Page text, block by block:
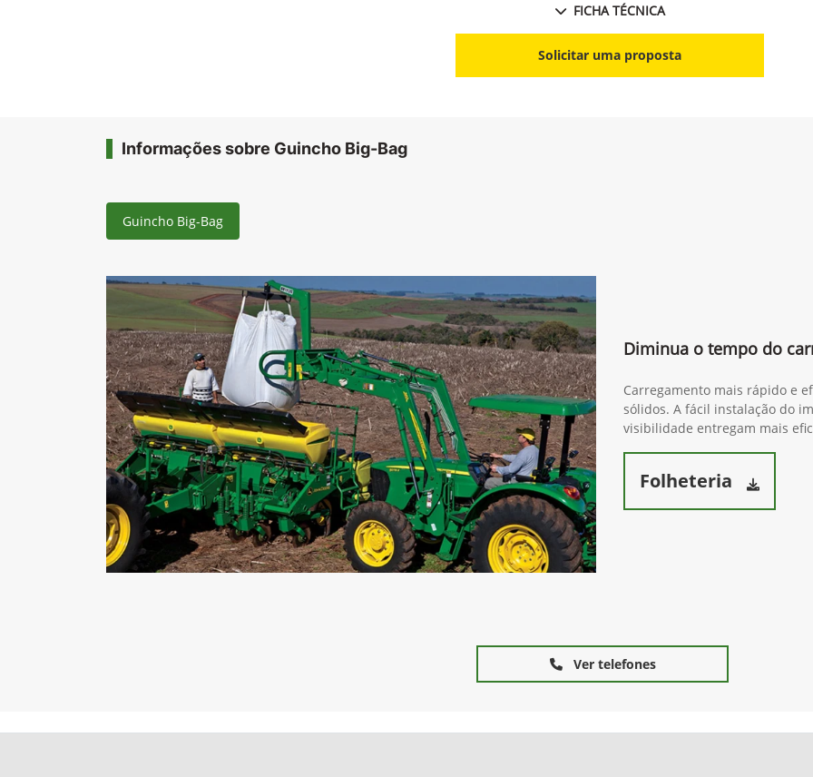
FICHA TÉCNICA
Solicitar uma proposta
Informações sobre Guincho Big-Bag
Guincho Big-Bag
Diminua o tempo do
Carregamento mais rápido e
sólidos. A fácil instalação do
visibilidade entregam mais
Folheteria
Ver telefones